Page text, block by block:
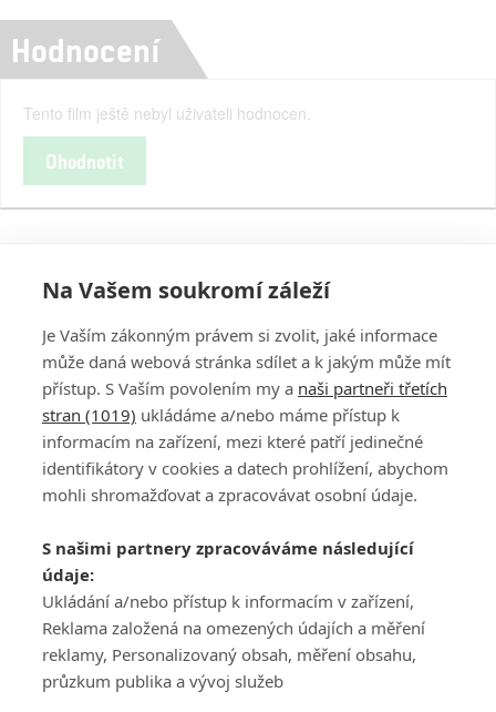
Hodnocení
Tento film ještě nebyl uživateli hodnocen.
Ohodnotit
PŘIHLÁSIT
REGISTROVAT
DISKUZE
Šéfredaktorkou webu jePetr Slavík, e-mailserialy@fandimefilmu.cz
Máte-li zájem o inzerci na našem webu napište nám na e-mail
studio@koncal.com
Ochrana osobních údajů|Zásady používání cookies |Pravidla webu
Upravit nastavení soukromí
Na Vašem soukromí záleží
Je Vaším zákonným právem si zvolit, jaké informace
může daná webová stránka sdílet a k jakým může mít
přístup. S Vaším povolením my a naši partneři třetích
stran (1019) ukládáme a/nebo máme přístup k
informacím na zařízení, mezi které patří jedinečné
identifikátory v cookies a datech prohlížení, abychom
mohli shromažďovat a zpracovávat osobní údaje.
S našimi partnery zpracováváme následující
údaje:
Ukládání a/nebo přístup k informacím v zařízení,
Reklama založená na omezených údajích a měření
reklamy, Personalizovaný obsah, měření obsahu,
průzkum publika a vývoj služeb